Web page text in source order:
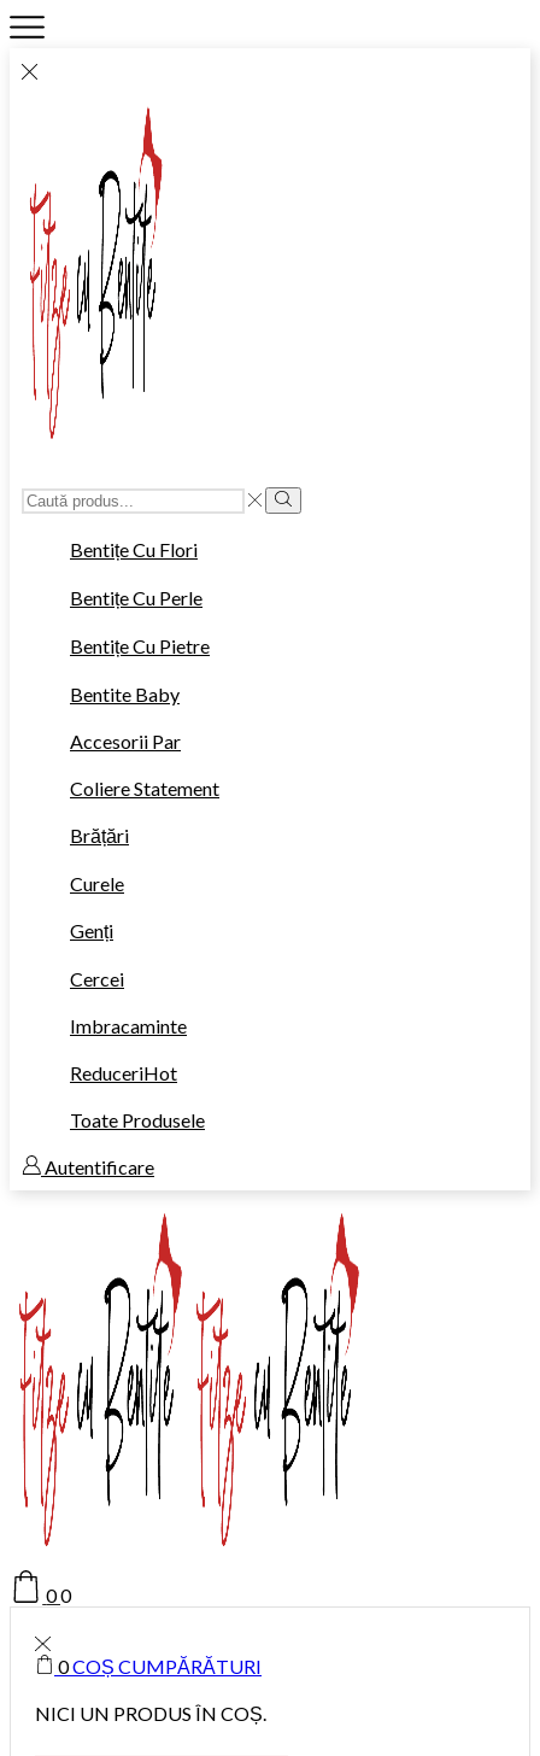
Search
Input
Search
Bentițe Cu Flori
Bentițe Cu Perle
Bentițe Cu Pietre
Bentite Baby
Accesorii Par
Coliere Statement
Brățări
Curele
Genți
Cercei
Imbracaminte
ReduceriHot
Toate Produsele
Autentificare
00
0COȘ CUMPĂRĂTURI
NICI UN PRODUS ÎN COȘ.